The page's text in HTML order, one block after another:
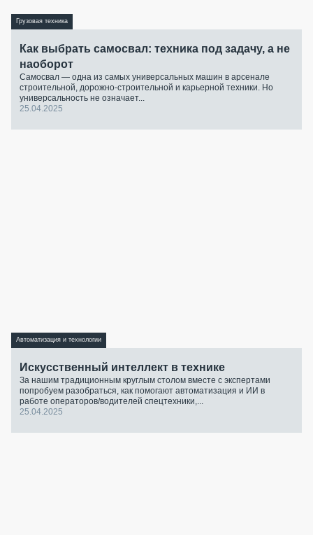
Грузовая техника
Как выбрать самосвал: техника под задачу, а не
наоборот
Самосвал — одна из самых универсальных машин в арсенале
строительной, дорожно-строительной и карьерной техники. Но
универсальность не означает...
25.04.2025
Автоматизация и технологии
Искусственный интеллект в технике
За нашим традиционным круглым столом вместе с экспертами
попробуем разобраться, как помогают автоматизация и ИИ в
работе операторов/водителей спецтехники,...
25.04.2025